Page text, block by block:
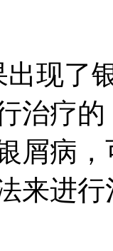
出现了
治疗
屑病
来进